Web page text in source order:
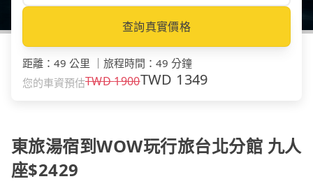
查詢真實價格
距離 ： 49 公里 旅程時間 ： 49 分鐘
您的車資預估TWD1900TWD 1349
東旅湯宿到WOW玩行旅台北分館 九人
座$2429